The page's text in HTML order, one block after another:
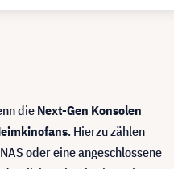
die Next-Gen Konsolen
. Hierzu zählen
oder eine angeschlossene